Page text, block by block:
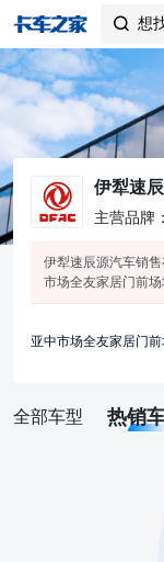
 想
伊犁速
主营品牌
伊犁速辰源汽车销
市场全友家居门前
亚中市场全友家居门
全部车型 热销